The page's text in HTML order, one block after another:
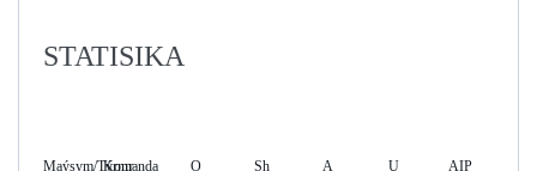
STATISIKA
Maýsym/TýrnırKomanda O Sh А U AIP